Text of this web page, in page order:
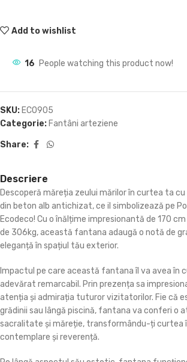
Add to wishlist
16 People watching this product now!
SKU: ECO905
Categorie: Fantâni arteziene
Share:
Descriere
Descoperă măreția zeului mărilor în curtea ta
din beton alb antichizat, ce il simbolizează pe
Ecodeco! Cu o înălțime impresionantă de 170
de 306kg, această fantana adaugă o notă de
eleganță în spațiul tău exterior.
Impactul pe care această fantana îl va avea în
adevărat remarcabil. Prin prezența sa
atenția și admirația tuturor vizitatorilor. Fie că
grădinii sau lângă piscină, fantana va conferi o
sacralitate și măreție, transformându-ți curtea
contemplare și reverență.